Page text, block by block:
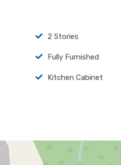
2 Stories
Fully Furnished
Kitchen Cabinet